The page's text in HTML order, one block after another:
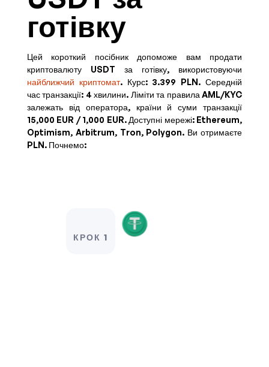
готівку
Цей короткий посібник допоможе вам продати
криптовалюту USDT за готівку, використовуючи
найближчий криптомат. Курс: 3.399 PLN. Середній
час транзакції: 4 хвилини. Ліміти та правила AML/KYC
залежать від оператора, країни й суми транзакції
15,000 EUR / 1,000 EUR. Доступні мережі: Ethereum,
Optimism, Arbitrum, Tron, Polygon. Ви отримаєте
PLN. Почнемо:
КРОК 1